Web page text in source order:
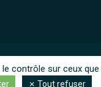
contrôle sur ceux que
Tout refuser